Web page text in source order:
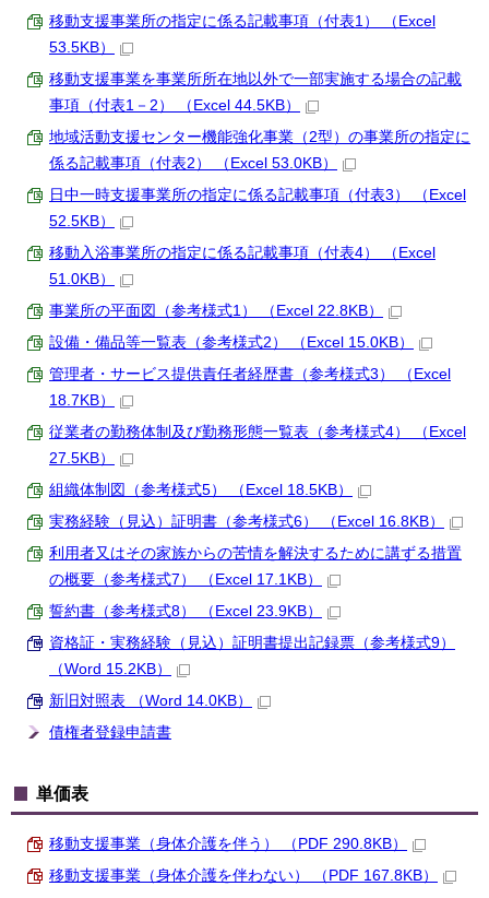
移動支援事業所の指定に係る記載事項（付表1） （Excel
53.5KB）
移動支援事業を事業所所在地以外で一部実施する場合の記載
事項（付表1－2） （Excel 44.5KB）
地域活動支援センター機能強化事業（2型）の事業所の指定に
係る記載事項（付表2） （Excel 53.0KB）
日中一時支援事業所の指定に係る記載事項（付表3） （Excel
52.5KB）
移動入浴事業所の指定に係る記載事項（付表4） （Excel
51.0KB）
事業所の平面図（参考様式1） （Excel 22.8KB）
設備・備品等一覧表（参考様式2） （Excel 15.0KB）
管理者・サービス提供責任者経歴書（参考様式3） （Excel
18.7KB）
従業者の勤務体制及び勤務形態一覧表（参考様式4） （Excel
27.5KB）
組織体制図（参考様式5） （Excel 18.5KB）
実務経験（見込）証明書（参考様式6） （Excel 16.8KB）
利用者又はその家族からの苦情を解決するために講ずる措置
の概要（参考様式7） （Excel 17.1KB）
誓約書（参考様式8） （Excel 23.9KB）
資格証・実務経験（見込）証明書提出記録票（参考様式9）
（Word 15.2KB）
新旧対照表 （Word 14.0KB）
債権者登録申請書
単価表
移動支援事業（身体介護を伴う） （PDF 290.8KB）
移動支援事業（身体介護を伴わない） （PDF 167.8KB）